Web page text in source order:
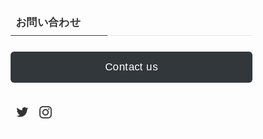
お問い合わせ
Contact us